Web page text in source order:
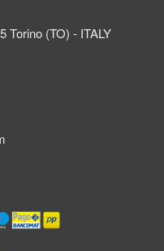
Torino (TO) - ITALY